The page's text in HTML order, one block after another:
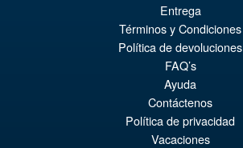
Entrega
Términos y Condiciones
Política de devoluciones
FAQ’s
Ayuda
Contáctenos
Política de privacidad
Vacaciones